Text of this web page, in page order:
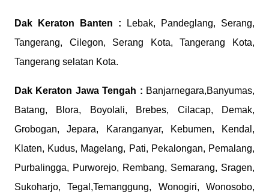
Dak Keraton Banten :
Lebak, Pandeglang, Serang,
Tangerang, Cilegon, Serang Kota, Tangerang Kota,
Tangerang selatan Kota.
Dak Keraton Jawa Tengah : Banjarnegara,Banyumas,
Batang, Blora, Boyolali, Brebes, Cilacap, Demak,
Grobogan, Jepara, Karanganyar, Kebumen, Kendal,
Klaten, Kudus, Magelang, Pati, Pekalongan, Pemalang,
Purbalingga, Purworejo, Rembang, Semarang, Sragen,
Sukoharjo, Tegal,Temanggung, Wonogiri, Wonosobo,